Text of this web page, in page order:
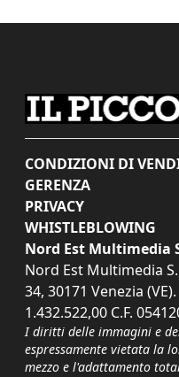
CONDIZIONI DI
GERENZA
PRIVACY
WHISTLEBLOWING
Nord Est Multimedia
Nord Est Multimedia
34, 30171 Venezia
1.432.522,00 C.F.
I diritti delle immagini e
espressamente vietata la
mezzo e l'adattamento